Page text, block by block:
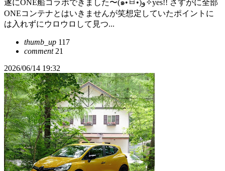
遂にONE船コラボできました〜(๑•̀ㅂ•́)و✧yes!! さすがに全部
ONEコンテナとはいきませんが笑想定していたポイントに
は入れずにウロウロして見つ...
thumb_up 117
comment21
2026/06/14 19:32